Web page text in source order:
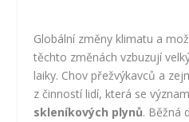
Globální změny klimatu a
těchto změnách vzbuzují
laiky. Chov přežvýkavců a
z činností lidí, která se
skleníkových plynů. Běžná